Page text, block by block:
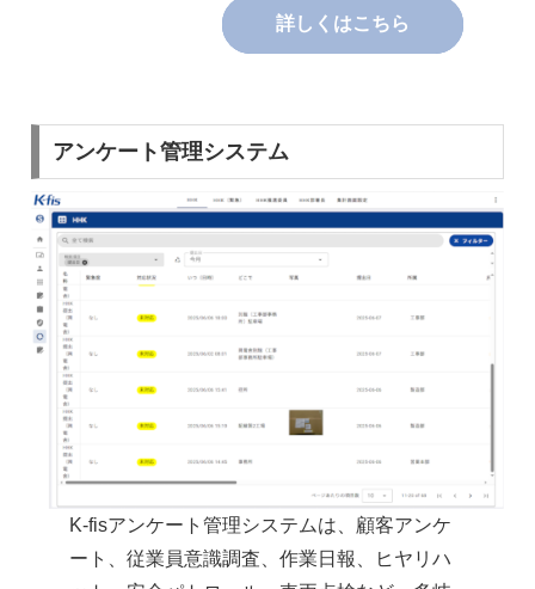
詳しくはこちら
アンケート管理システム
K-fisアンケート管理システムは、顧客アンケ
ート、従業員意識調査、作業日報、ヒヤリハ